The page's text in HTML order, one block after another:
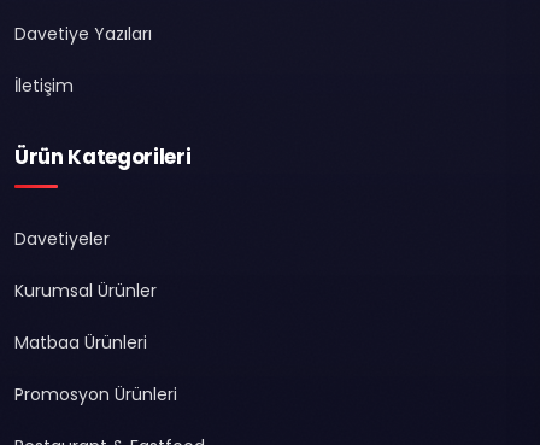
Davetiye Yazıları
İletişim
Ürün Kategorileri
Davetiyeler
Kurumsal Ürünler
Matbaa Ürünleri
Promosyon Ürünleri